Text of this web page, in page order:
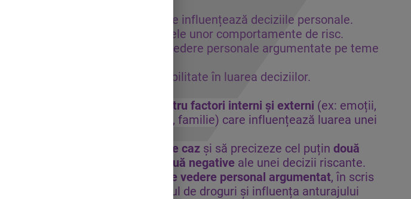
- Să identifice factori care influențează deciziile personale.
- Să analizeze consecințele unor comportamente de risc.
- Să exprime puncte de vedere personale argumentate pe teme
- Să manifeste responsabilitate în luarea deciziilor.
Să identifice cel puțin patru factori interni și externi (ex: emoții,
valori personale, prieteni, familie) care influențează luarea unei
Să analizeze trei studii de caz și să precizeze cel puțin două
consecințe pozitive și două negative ale unei decizii riscante.
Să formuleze un punct de vedere personal argumentat, în scris
sau oral, privind consumul de droguri și influența anturajului